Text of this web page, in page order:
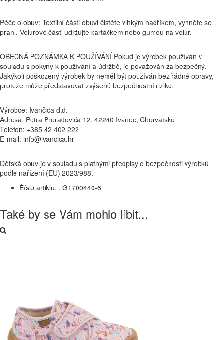
Péče o obuv: Textilní části obuvi čistěte vlhkým hadříkem, vyhněte se
praní. Velurové části udržujte kartáčkem nebo gumou na velur.
OBECNÁ POZNÁMKA K POUŽÍVÁNÍ Pokud je výrobek používán v
souladu s pokyny k používání a údržbě, je považován za bezpečný.
Jakýkoli poškozený výrobek by neměl být používán bez řádné opravy,
protože může představovat zvýšené bezpečnostní riziko.
Výrobce: Ivančica d.d.
Adresa: Petra Preradovića 12, 42240 Ivanec, Chorvatsko
Telefon: +385 42 402 222
E-mail: info@ivancica.hr
Dětská obuv je v souladu s platnými předpisy o bezpečnosti výrobků
podle nařízení (EU) 2023/988.
Èíslo artiklu: : G1700440-6
Také by se Vám mohlo líbit...